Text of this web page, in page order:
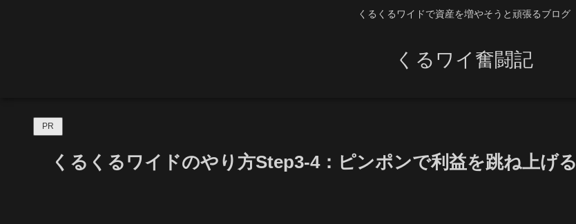
くるくるワイドで資産を増やそうと頑張るブログ
くるワイ奮闘記
PR
くるくるワイドのやり方Step3-4：ピンポンで利益を跳ね上げる